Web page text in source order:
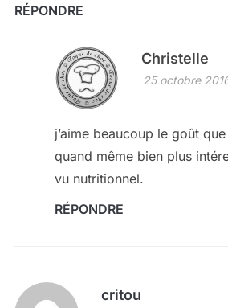
RÉPONDRE
Christelle
25 octobre
j’aime beaucoup le goût
quand même bien plus
vu nutritionnel.
RÉPONDRE
critou